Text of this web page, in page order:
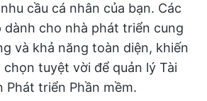
cầu cá nhân của bạn. Các
dành cho nhà phát triển cung
và khả năng toàn diện, khiến
tuyệt vời để quản lý Tài
Phát triển Phần mềm.